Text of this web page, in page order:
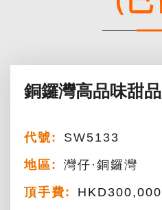
銅鑼灣高品味甜品
代號:
SW5133
地區:
灣仔·銅鑼灣
頂手費:
HKD300,000